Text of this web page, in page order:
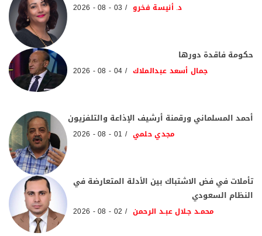
د. أنيسة فخرو 03 - 08 - 2026
حكومة فاقدة دورها
جمال أسعد عبدالملاك 04 - 08 - 2026
أحمد المسلماني ورقمنة أرشيف الإذاعة والتلفزيون
مجدي حلمي 01 - 08 - 2026
تأملات في فض الاشتباك بين الأدلة المتعارضة في
النظام السعودي
محمـد جـلال عبـد الرحمن 02 - 08 - 2026